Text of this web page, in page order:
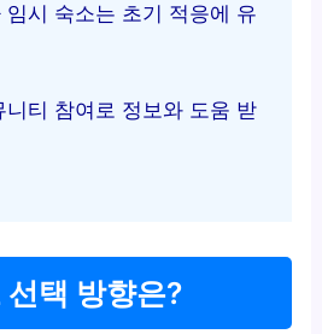
임시 숙소는 초기 적응에 유
니티 참여로 정보와 도움 받
택 방향은?